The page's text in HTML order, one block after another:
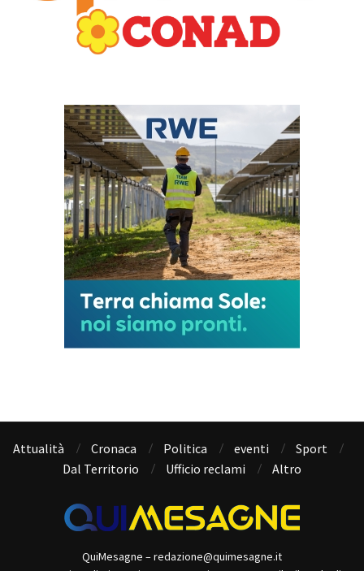
Attualità Cronaca Politica eventi
Sport
Dal Territorio
Ufficio reclami Altro
QuiMesagne – redazione@quimesagne.it